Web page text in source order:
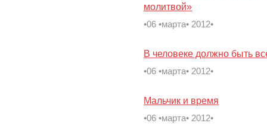
молитвой»
•06 •марта• 2012•
В человеке должно быть
•06 •марта• 2012•
Мальчик и время
•06 •марта• 2012•